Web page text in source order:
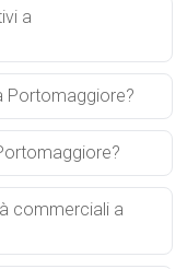
a
Portomaggiore?
commerciali a